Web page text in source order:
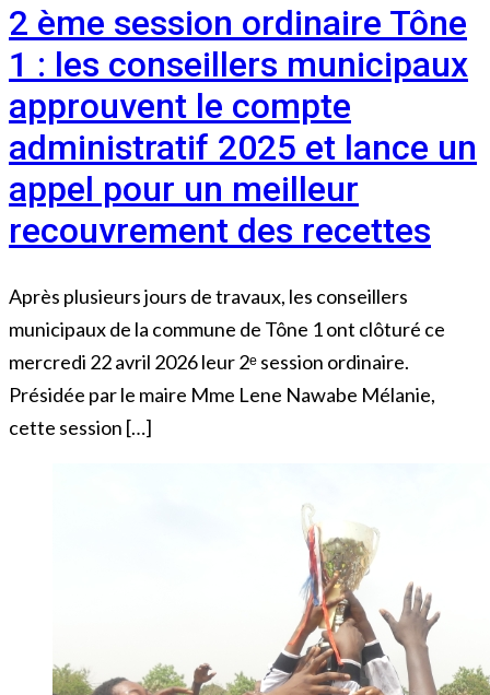
2 ème session ordinaire Tône
1 : les conseillers municipaux
approuvent le compte
administratif 2025 et lance un
appel pour un meilleur
recouvrement des recettes
Après plusieurs jours de travaux, les conseillers
municipaux de la commune de Tône 1 ont clôturé ce
mercredi 22 avril 2026 leur 2ᵉ session ordinaire.
Présidée par le maire Mme Lene Nawabe Mélanie,
cette session […]